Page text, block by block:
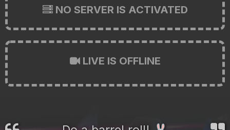
NO SERVER IS ACTIVATED
LIVE IS OFFLINE